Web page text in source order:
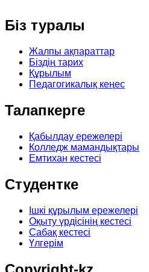
Біз туралы
Жалпы ақпараттар
Біздің тарих
Құрылым
Педагогикалық кеңес
Талапкерге
Қабылдау ережелері
Колледж мамандықтары
Емтихан кестесі
Студентке
Ішкі құрылым ережелері
Оқыту үрдісінің кестесі
Сабақ кестесі
Үлгерім